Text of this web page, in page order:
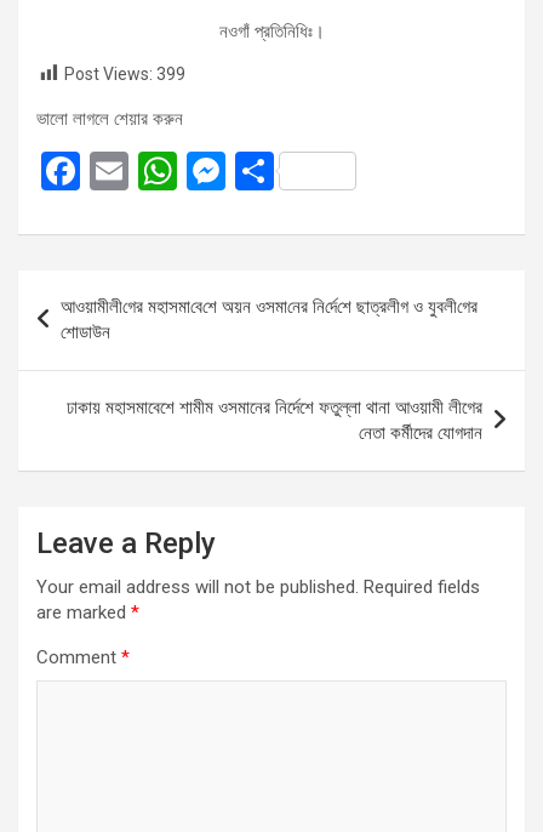
নওগাঁ প্রতিনিধিঃ।
Post Views: 399
ভালো লাগলে শেয়ার করুন
F
ce
b
o
o
k
E
ail
W
at
A
p
p
M
se
g
er
S
ar
navigation
আওয়ামীলী‌গের মহাসমা‌বে‌শে অয়ন ওসমা‌নের নি‌র্দে‌শে ছাত্রলীগ ও যুবলী‌গের
শোডাউন
ঢাকায় মহাসমাবেশে শামীম ওসমানের নির্দেশে ফতুল্লা থানা আওয়ামী লীগের
নেতা কর্মীদের যোগদান
Leave a Reply
Your email address will not be published. Required fields
are marked *
Comment *